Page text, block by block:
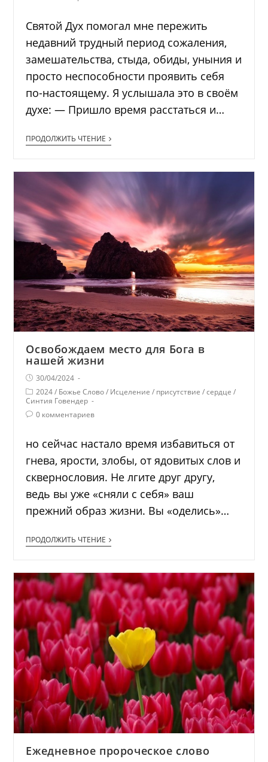
Святой Дух помогал мне пережить
недавний трудный период сожаления,
замешательства, стыда, обиды, уныния и
просто неспособности проявить себя
по-настоящему. Я услышала это в своём
духе: — Пришло время расстаться и…
ПРОДОЛЖИТЬ ЧТЕНИЕ
Освобождаем место для Бога в
нашей жизни
30/04/2024
2024 / Божье Слово / Исцеление / присутствие / сердце /
Синтия Говендер
0 комментариев
но сейчас настало время избавиться от
гнева, ярости, злобы, от ядовитых слов и
сквернословия. Не лгите друг другу,
ведь вы уже «сняли с себя» ваш
прежний образ жизни. Вы «оделись»…
ПРОДОЛЖИТЬ ЧТЕНИЕ
Ежедневное пророческое слово